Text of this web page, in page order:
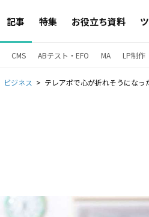
記事 特集 お役立ち資料
CMS ABテスト・EFO MA LP制作
ビジネス テレアポで心が折れそうにな